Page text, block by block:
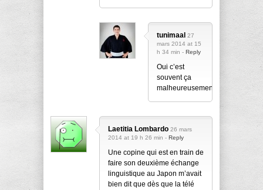
tunimaal 27
mars 2014 at 15
h 34 min - Reply
Oui c’est
souvent ça
malheureusement.
Laetitia Lombardo 26 mars
2014 at 19 h 26 min - Reply
Une copine qui est en train de
faire son deuxième échange
linguistique au Japon m’avait
bien dit que dès que la télé